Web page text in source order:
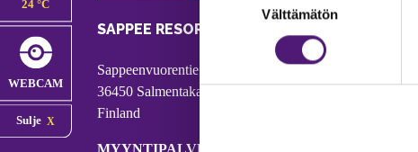
Välttämätön
24 °C
WEBCAM
Sulje
SAPPEE RESORT
Sappeenvuorentie 200
36450 Salmentaka, Pälkäne
Finland
MYYNTIPALVELU/ INFO